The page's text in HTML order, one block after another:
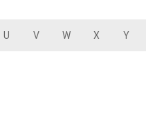
U V W X Y